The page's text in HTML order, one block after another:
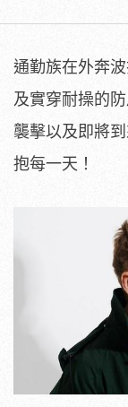
通勤族在外奔
及實穿耐操的
襲擊以及即將
抱每一天！